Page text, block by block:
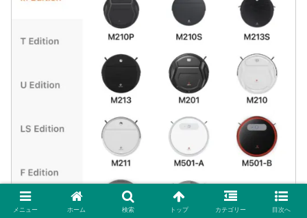
メニュー ホーム 検索 トップ カテゴリー 目次へ